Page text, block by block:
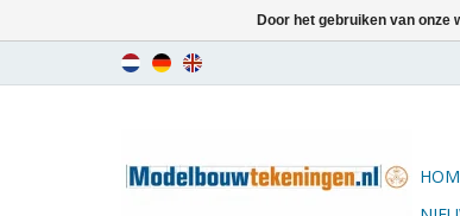
Door het gebruiken van